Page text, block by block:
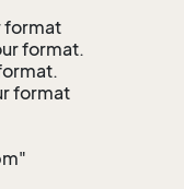
format
format.
format